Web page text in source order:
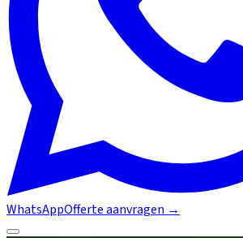
WhatsAppOfferte aanvragen →